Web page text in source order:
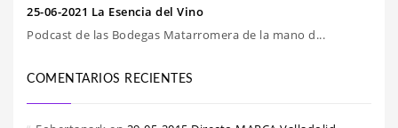
25-06-2021 La Esencia del Vino
Podcast de las Bodegas Matarromera de la mano d...
COMENTARIOS RECIENTES